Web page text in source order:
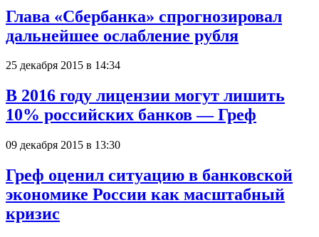
Глава «Сбербанка» спрогнозировал
дальнейшее ослабление рубля
25 декабря 2015 в 14:34
В 2016 году лицензии могут лишить
10% российских банков — Греф
09 декабря 2015 в 13:30
Греф оценил ситуацию в банковской
экономике России как масштабный
кризис